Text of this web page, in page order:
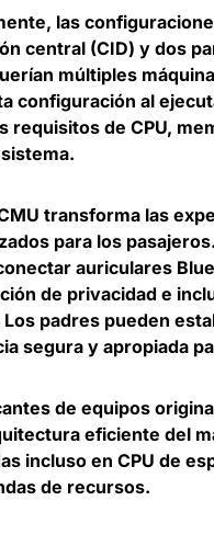
las
central (CID) y dos
múltiples
configuración al
requisitos de CPU,
transforma las
para los
auriculares
de privacidad e
Los padres pueden
segura y apropiada
de equipos
eficiente del
incluso en CPU de
de recursos.